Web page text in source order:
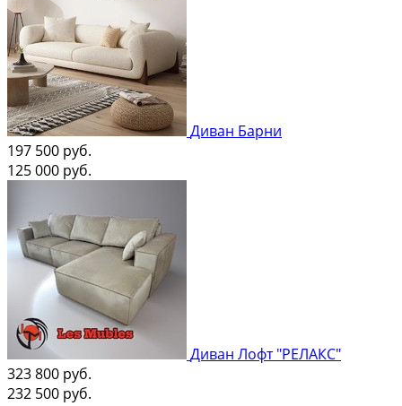
Диван Барни
197 500 руб.
125 000 руб.
Диван Лофт "РЕЛАКС"
323 800 руб.
232 500 руб.